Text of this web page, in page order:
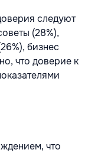
следуют
(28%),
бизнес
что доверие к
что